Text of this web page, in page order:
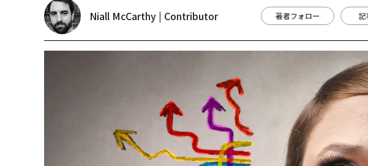
Niall McCarthy | Contributor 著者フォロー 記